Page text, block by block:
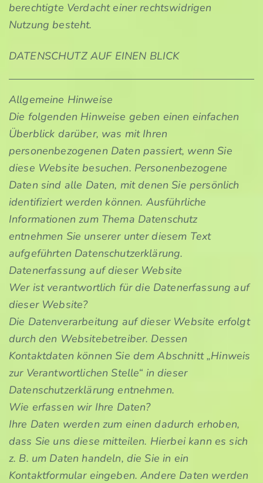
berechtigte Verdacht einer rechtswidrigen
Nutzung besteht.
DATENSCHUTZ AUF EINEN BLICK
Allgemeine Hinweise
Die folgenden Hinweise geben einen einfachen
Überblick darüber, was mit Ihren
personenbezogenen Daten passiert, wenn Sie
diese Website besuchen. Personenbezogene
Daten sind alle Daten, mit denen Sie persönlich
identifiziert werden können. Ausführliche
Informationen zum Thema Datenschutz
entnehmen Sie unserer unter diesem Text
aufgeführten Datenschutzerklärung.
Datenerfassung auf dieser Website
Wer ist verantwortlich für die Datenerfassung auf
dieser Website?
Die Datenverarbeitung auf dieser Website erfolgt
durch den Websitebetreiber. Dessen
Kontaktdaten können Sie dem Abschnitt „Hinweis
zur Verantwortlichen Stelle“ in dieser
Datenschutzerklärung entnehmen.
Wie erfassen wir Ihre Daten?
Ihre Daten werden zum einen dadurch erhoben,
dass Sie uns diese mitteilen. Hierbei kann es sich
z. B. um Daten handeln, die Sie in ein
Kontaktformular eingeben. Andere Daten werden